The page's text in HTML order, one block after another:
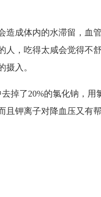
造成体内的水滞留，血
人，吃得太咸会觉得不舒
入。
掉了20%的氯化钠，用
且钾离子对降血压又有帮